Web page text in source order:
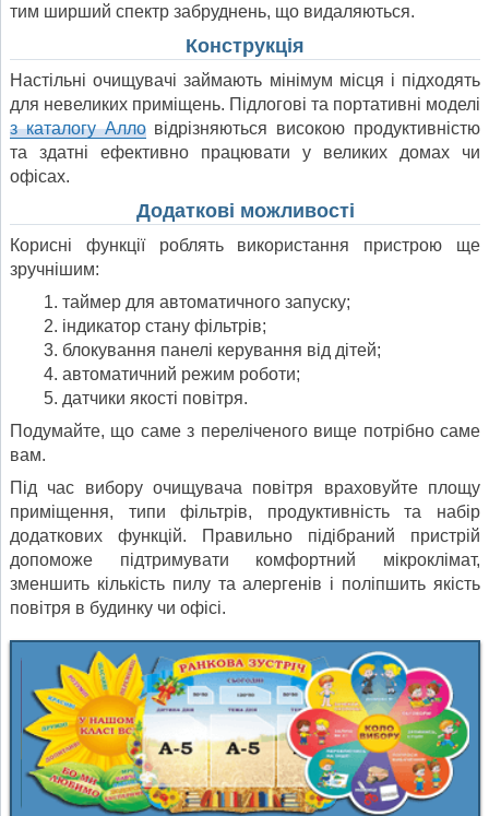
тим ширший спектр забруднень, що видаляються.
Конструкція
Настільні очищувачі займають мінімум місця і підходять
для невеликих приміщень. Підлогові та портативні моделі
з каталогу Алловідрізняються високою продуктивністю
та здатні ефективно працювати у великих домах чи
офісах.
Додаткові можливості
Корисні функції роблять використання пристрою ще
зручнішим:
таймер для автоматичного запуску;
індикатор стану фільтрів;
блокування панелі керування від дітей;
автоматичний режим роботи;
датчики якості повітря.
Подумайте, що саме з переліченого вище потрібно саме
вам.
Під час вибору очищувача повітря враховуйте площу
приміщення, типи фільтрів, продуктивність та набір
додаткових функцій. Правильно підібраний пристрій
допоможе підтримувати комфортний мікроклімат,
зменшить кількість пилу та алергенів і поліпшить якість
повітря в будинку чи офісі.